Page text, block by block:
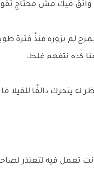
واثق فيك مش محتاج
لم يزوره منذُ فترة
كده نتفهم غلط.
يتحرك دالفًا للفيلا
تعمل فيه لتعتذر